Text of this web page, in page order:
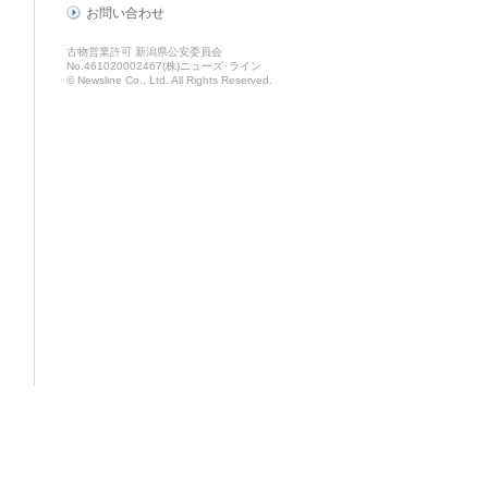
お問い合わせ
古物営業許可 新潟県公安委員会
No.461020002467(株)ニューズ･ライン
© Newsline Co., Ltd. All Rights Reserved.